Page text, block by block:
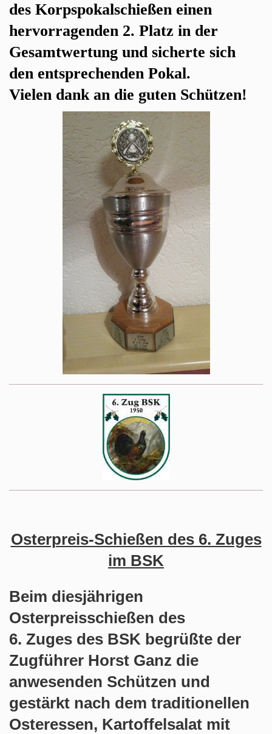
des Korpspokalschießen einen
hervorragenden 2. Platz in der
Gesamtwertung und sicherte sich
den entsprechenden Pokal.
Vielen dank an die guten Schützen!
Osterpreis-Schießen des 6. Zuges
im BSK
Beim diesjährigen
Osterpreisschießen des
6. Zuges des BSK begrüßte der
Zugführer Horst Ganz die
anwesenden Schützen und
gestärkt nach dem traditionellen
Osteressen, Kartoffelsalat mit